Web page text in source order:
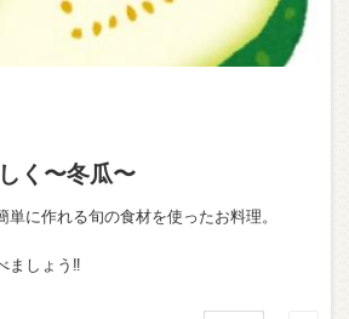
く〜冬瓜〜
単に作れる旬の食材を使ったお料理。
ましょう‼︎